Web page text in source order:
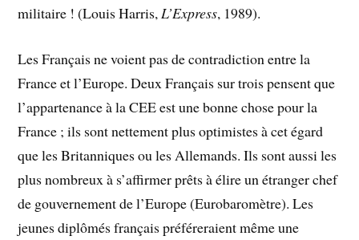
militaire ! (Louis Harris,L’Express, 1989).
Les Français ne voient pas de contradiction entre la
France et l’Europe. Deux Français sur trois pensent que
l’appartenance à la CEE est une bonne chose pour la
France ; ils sont nettement plus optimistes à cet égard
que les Britanniques ou les Allemands. Ils sont aussi les
plus nombreux à s’affirmer prêts à élire un étranger chef
de gouvernement de l’Europe (Eurobaromètre). Les
jeunes diplômés français préféreraient même une